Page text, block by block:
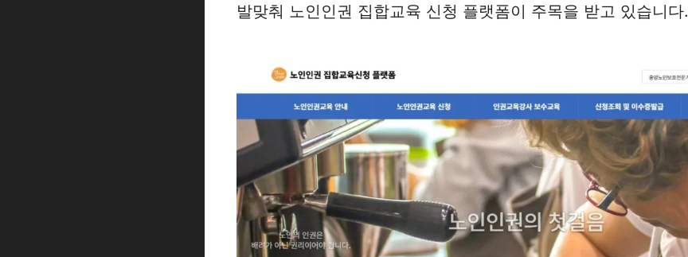
발맞춰 노인인권 집합교육 신청 플랫폼이 주목을 받고 있습니다.